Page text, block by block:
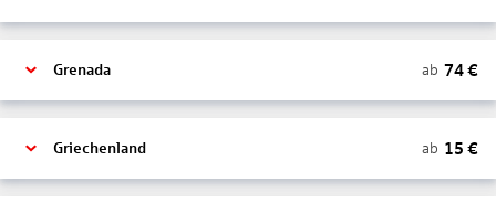
Grenada ab 74€
Griechenland ab 15 €